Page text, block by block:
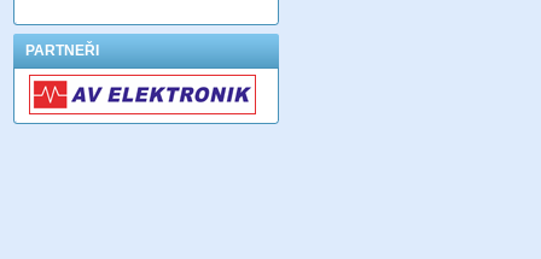
PARTNEŘI